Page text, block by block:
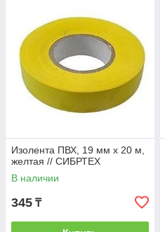
Изолента ПВХ, 19 мм х 20 м,
желтая // СИБРТЕХ
В наличии
345 ₸